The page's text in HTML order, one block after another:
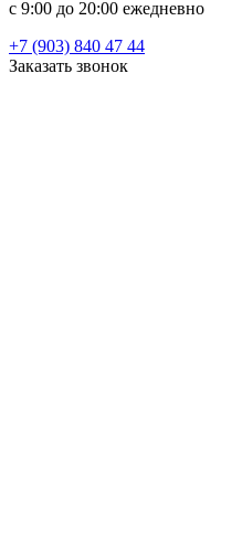
c 9:00 до 20:00 ежедневно
+7 (903) 840 47 44
Заказать звонок